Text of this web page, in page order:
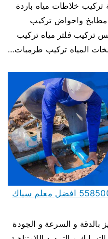
خلاطات مياه باردة
واحواض تركيب
تركيب فلتر مياه تركيب
المياه تركيب طرمبات…
فني صحي مبارك الكبير 55850065 افضل معلم سباك
بالدقة و السرعة و الجودة